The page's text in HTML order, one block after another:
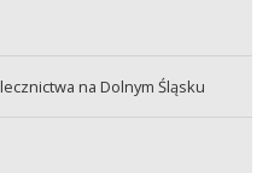
na Dolnym Śląsku